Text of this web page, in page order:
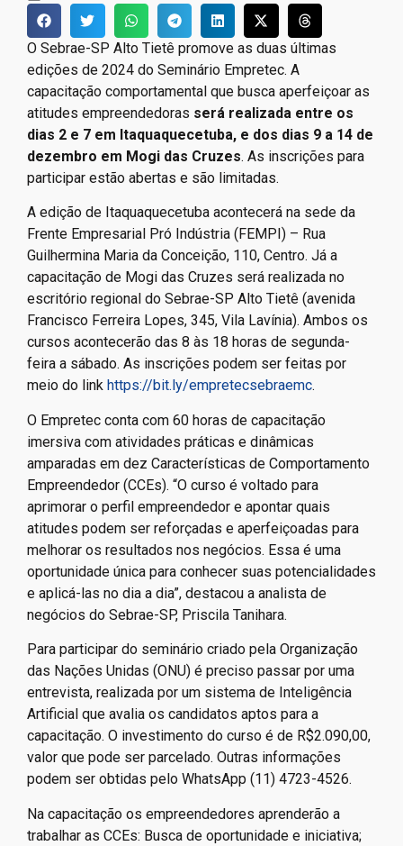
O Sebrae-SP Alto Tietê promove as duas últimas
edições de 2024 do Seminário Empretec. A
capacitação comportamental que busca aperfeiçoar as
atitudes empreendedoras será realizada entre os
dias 2 e 7 em Itaquaquecetuba, e dos dias 9 a 14 de
dezembro em Mogi das Cruzes. As inscrições para
participar estão abertas e são limitadas.
A edição de Itaquaquecetuba acontecerá na sede da
Frente Empresarial Pró Indústria (FEMPI) – Rua
Guilhermina Maria da Conceição, 110, Centro. Já a
capacitação de Mogi das Cruzes será realizada no
escritório regional do Sebrae-SP Alto Tietê (avenida
Francisco Ferreira Lopes, 345, Vila Lavínia). Ambos os
cursos acontecerão das 8 às 18 horas de segunda-
feira a sábado. As inscrições podem ser feitas por
meio do link https://bit.ly/empretecsebraemc.
O Empretec conta com 60 horas de capacitação
imersiva com atividades práticas e dinâmicas
amparadas em dez Características de Comportamento
Empreendedor (CCEs). “O curso é voltado para
aprimorar o perfil empreendedor e apontar quais
atitudes podem ser reforçadas e aperfeiçoadas para
melhorar os resultados nos negócios. Essa é uma
oportunidade única para conhecer suas potencialidades
e aplicá-las no dia a dia”, destacou a analista de
negócios do Sebrae-SP, Priscila Tanihara.
Para participar do seminário criado pela Organização
das Nações Unidas (ONU) é preciso passar por uma
entrevista, realizada por um sistema de Inteligência
Artificial que avalia os candidatos aptos para a
capacitação. O investimento do curso é de R$2.090,00,
valor que pode ser parcelado. Outras informações
podem ser obtidas pelo WhatsApp (11) 4723-4526.
Na capacitação os empreendedores aprenderão a
trabalhar as CCEs: Busca de oportunidade e iniciativa;